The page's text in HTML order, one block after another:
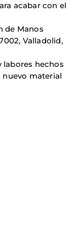
acabar con el
de Manos
Valladolid,
labores hechos
nuevo material